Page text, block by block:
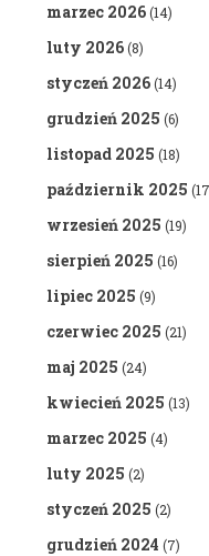
marzec 2026(14)
luty 2026(8)
styczeń 2026(14)
grudzień 2025 (6)
listopad 2025 (18)
październik 2025
wrzesień 2025 (19)
sierpień 2025 (16)
lipiec 2025 (9)
czerwiec 2025 (21)
maj 2025 (24)
kwiecień 2025 (13)
marzec 2025 (4)
luty 2025 (2)
styczeń 2025 (2)
grudzień 2024 (7)